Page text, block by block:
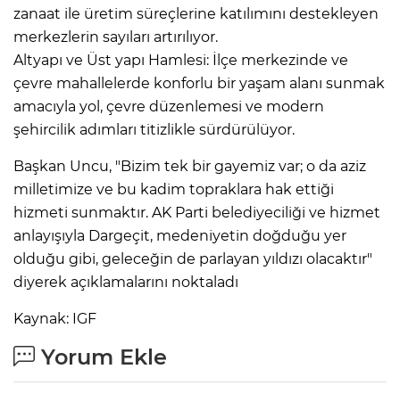
zanaat ile üretim süreçlerine katılımını destekleyen
merkezlerin sayıları artırılıyor.
Altyapı ve Üst yapı Hamlesi: İlçe merkezinde ve
çevre mahallelerde konforlu bir yaşam alanı sunmak
amacıyla yol, çevre düzenlemesi ve modern
şehircilik adımları titizlikle sürdürülüyor.
Başkan Uncu, "Bizim tek bir gayemiz var; o da aziz
milletimize ve bu kadim topraklara hak ettiği
hizmeti sunmaktır. AK Parti belediyeciliği ve hizmet
anlayışıyla Dargeçit, medeniyetin doğduğu yer
olduğu gibi, geleceğin de parlayan yıldızı olacaktır"
diyerek açıklamalarını noktaladı
Kaynak: IGF
Yorum Ekle